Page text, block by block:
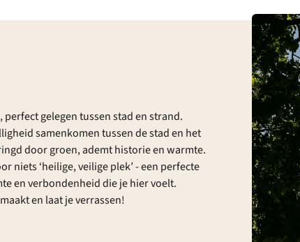
gelegen tussen stad en strand.
samenkomen tussen de stad en het
door groen, ademt historie en warmte.
niets ‘heilige, veilige plek’ - een perfecte
en verbondenheid die je hier voelt.
en laat je verrassen!